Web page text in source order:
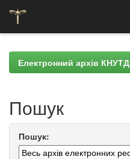
navigationЕлектронний архів КНУТД
Пошук
Пошук: